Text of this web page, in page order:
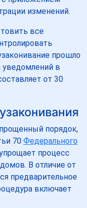
изменений.
все
прошло
уведомлений в
от 30
порядок,
70 Федерального
процесс
В отличие от
предварительное
включает